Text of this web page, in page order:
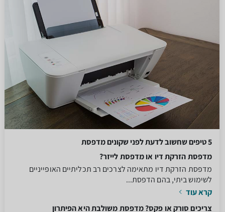
5 טיפים שחשוב לדעת לפני שקונים מדפסת
מדפסת הזרקת דיו או מדפסת לייזר?
מדפסת הזרקת דיו מתאימה לצרכים רב תכליתיים האופייניים
לשימוש ביתי, בהם הדפסת...
קרא עוד
צריכים סורק או פקס? מדפסת משולבת היא הפיתרון